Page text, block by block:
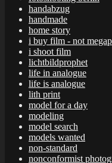
handabzug
handmade
home story
i buy film - not
i shoot film
lichtbildprophet
life in analogue
life is analogue
lith print
model for a day
modeling
model search
models wanted
non-standard
nonconformist